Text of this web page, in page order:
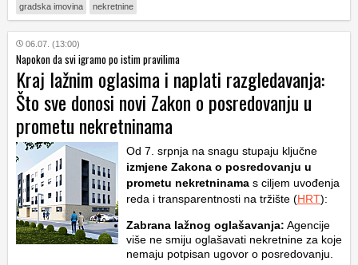
gradska imovina nekretnine
06.07. (13:00)
Napokon da svi igramo po istim pravilima
Kraj lažnim oglasima i naplati razgledavanja:
Što sve donosi novi Zakon o posredovanju u
prometu nekretninama
Od 7. srpnja na snagu stupaju ključne
izmjene Zakona o posredovanju u
prometu nekretninama s ciljem uvođenja
reda i transparentnosti na tržište (HRT):
Zabrana lažnog oglašavanja: Agencije
više ne smiju oglašavati nekretnine za koje
nemaju potpisan ugovor o posredovanju.